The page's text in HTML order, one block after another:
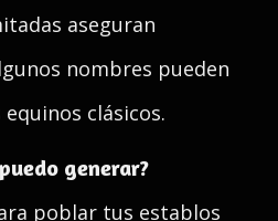
aseguran
nombres pueden
clásicos.
generar?
poblar tus establos